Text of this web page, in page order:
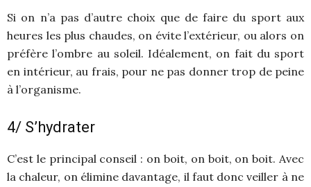
Si on n’a pas d’autre choix que de faire du sport aux
heures les plus chaudes, on évite l’extérieur, ou alors on
préfère l’ombre au soleil. Idéalement, on fait du sport
en intérieur, au frais, pour ne pas donner trop de peine
à l’organisme.
4/ S’hydrater
C’est le principal conseil : on boit, on boit, on boit. Avec
la chaleur, on élimine davantage, il faut donc veiller à ne